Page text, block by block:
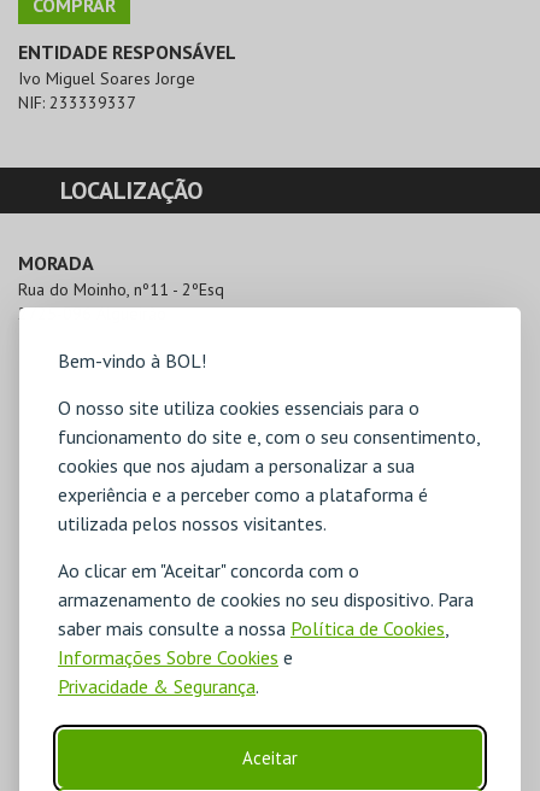
Bem-vindo à BOL!
O nosso site utiliza cookies essenciais para o
funcionamento do site e, com o seu consentimento,
cookies que nos ajudam a personalizar a sua
experiência e a perceber como a plataforma é
utilizada pelos nossos visitantes.
Ao clicar em "Aceitar" concorda com o
armazenamento de cookies no seu dispositivo. Para
saber mais consulte a nossa Política de Cookies
Informações Sobre Cookies e
Privacidade & Segurança.
Aceitar
COMPRAR
ENTIDADE RESPONSÁVEL
Ivo Miguel Soares Jorge
NIF: 233339337
LOCALIZAÇÃO
MORADA
Rua do Moinho, nº11 - 2ºEsq
2725-096 Algueirão